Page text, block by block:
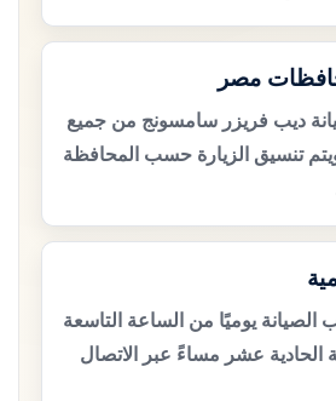
مصر
ديب فريزر سامسونج من جميع
تنسيق الزيارة حسب المحافظة
يوميًا من الساعة التاسعة
الحادية عشر مساءً عبر الاتصال